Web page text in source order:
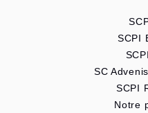
SCPI
SC
SCPI
Notre